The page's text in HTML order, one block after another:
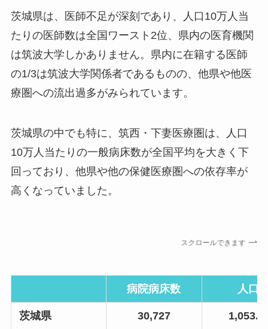
茨城県は、医師不足が深刻であり、人口10万人当
たりの医師数は全国ワースト2位、県内の医育機関
は筑波大学しかありません。県内に在籍する医師
の1/3は筑波大学関係者であるものの、他県や他医
療圏への流出過多がみられています。
茨城県の中でも特に、筑西・下妻医療圏は、人口
10万人当たりの一般病床数が全国平均を大きく下
回っており、他県や他の保健医療圏への依存率が
高くなっていました。
スクロールできます
病院病床数 人口
茨城県 30,727